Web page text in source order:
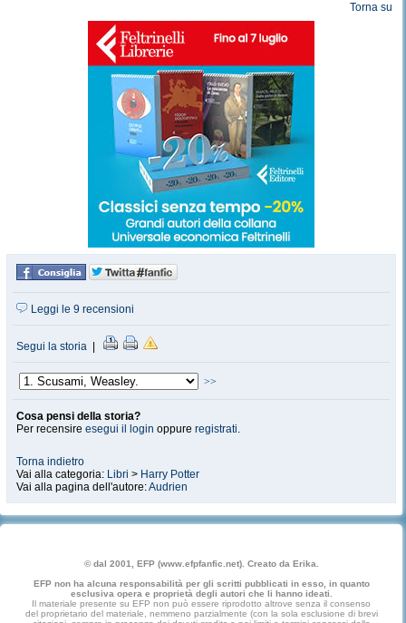
Torna su
Leggi le 9 recensioni
Segui la storia
>>
Cosa pensi della storia?
Per recensire esegui il login oppure registrati.
Torna indietro
Vai alla categoria: Libri > Harry Potter
Vai alla pagina dell'autore:Audrien
© dal 2001, EFP (www.efpfanfic.net). Creato da Erika.
EFP non ha alcuna responsabilità per gli scritti pubblicati in esso, in quanto
esclusiva opera e proprietà degli autori che li hanno ideati.
Il materiale presente su EFP non può essere riprodotto altrove senza il consenso
del proprietario del materiale, nemmeno parzialmente (con la sola esclusione di brevi